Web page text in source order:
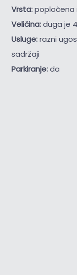
Vrsta:popločena
Veličina:duga je
Usluge:razni
sadržaji
Parkiranje:da